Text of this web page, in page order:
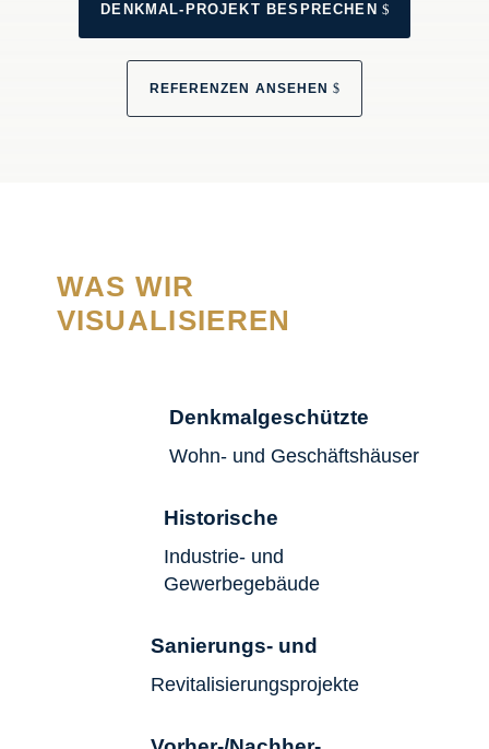
DENK­MAL-PRO­JEKT BESPRE­CHEN
REFE­REN­ZEN ANSE­HEN
WAS WIR
VISUALISIEREN
Denkmalgeschützte
Wohn- und Geschäftshäuser
Historische
Industrie- und
Gewerbegebäude
Sanierungs- und
Revitalisierungsprojekte